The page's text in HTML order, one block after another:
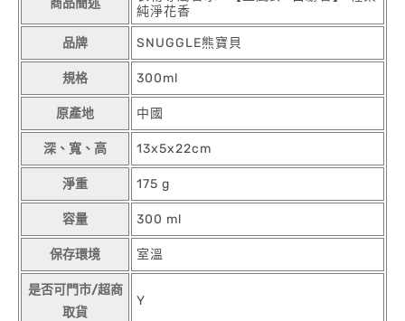
商品簡述
純淨花香
品牌 SNUGGLE熊寶貝
規格 300ml
原產地 中國
深、寬、高 13x5x22cm
淨重 175 g
容量 300 ml
保存環境 室溫
是否可門市/超商
取貨
Y